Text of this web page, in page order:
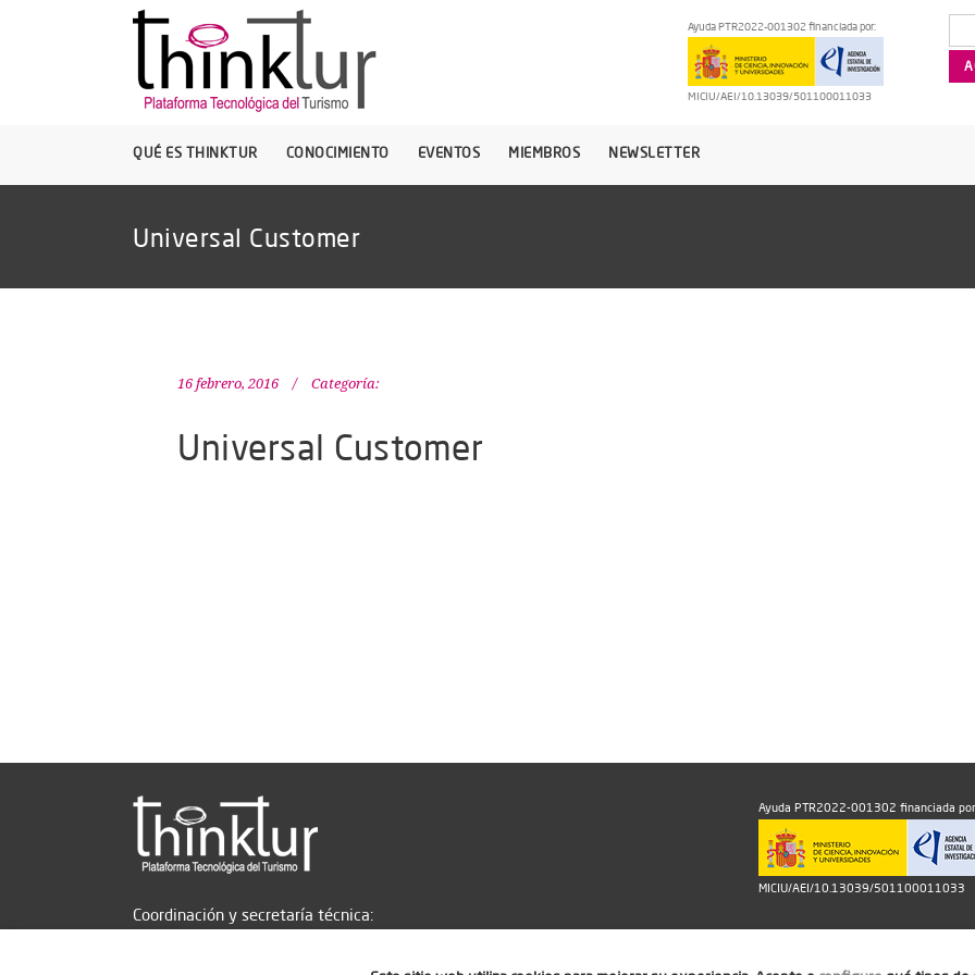
Ayuda PTR2022-001302 financiada por:
MICIU/AEI/10.13039/501100011033
QUÉ ES THINKTUR CONOCIMIENTO EVENTOS MIEMBROS NEWSLETTER
Universal Customer
16 febrero, 2016 Categoría:
Universal Customer
Coordinación y secretaría técnica:
Ayuda PTR2022-001302 financiada
MICIU/AEI/10.13039/501100011033